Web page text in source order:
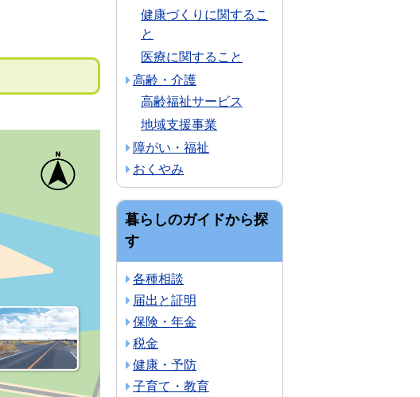
健康づくりに関するこ
と
医療に関すること
高齢・介護
高齢福祉サービス
地域支援事業
障がい・福祉
おくやみ
暮らしのガイドから探
す
各種相談
届出と証明
保険・年金
税金
健康・予防
子育て・教育